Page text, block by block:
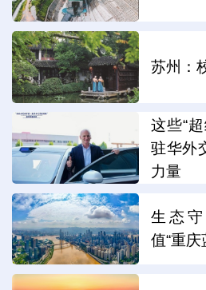
苏州：
这些“
驻华外
力量
生态
值“重庆